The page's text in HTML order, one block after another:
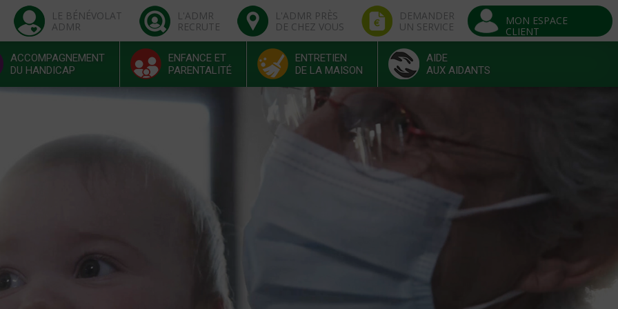
LE BÉNÉVOLAT
ADMR
L'ADMR
RECRUTE
L'ADMR PRÈS
DE CHEZ VOUS
DEMANDER
UN SERVICE
MON ESPACE
CLIENT
ACCOMPAGNEMENT
DU HANDICAP
ENFANCE ET
PARENTALITÉ
ENTRETIEN
DE LA MAISON
AIDE
AUX AIDANTS